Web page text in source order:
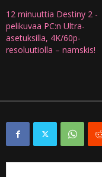
12 minuuttia Destiny 2 -
pelikuvaa PC:n Ultra-
asetuksilla, 4K/60p-
resoluutiolla – namskis!